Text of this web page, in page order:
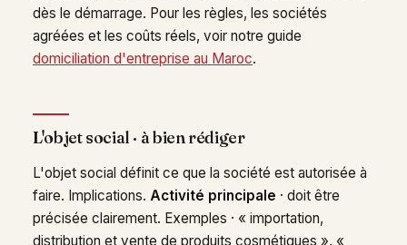
dès le démarrage. Pour les règles, les sociétés
agréées et les coûts réels, voir notre guide
domiciliation d'entreprise au Maroc.
L'objet social · à bien rédiger
L'objet social définit ce que la société est autorisée à
faire. Implications. Activité principale · doit être
précisée clairement. Exemples · « importation,
distribution et vente de produits cosmétiques », «